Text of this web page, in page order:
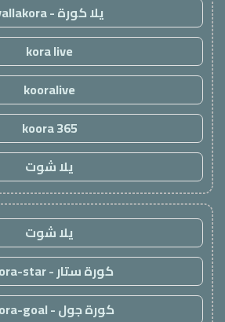
يلا كورة - yallakora
kora live
kooralive
koora 365
يلا شوت
يلا شوت
كورة ستار - koora-star
كورة جول - koora-goal